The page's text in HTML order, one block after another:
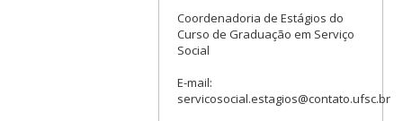
Coordenadoria de Estágios do
Curso de Graduação em Serviço
Social
E-mail:
servicosocial.estagios@contato.ufsc.br